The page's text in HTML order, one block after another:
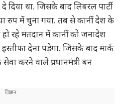
था. जिसके बाद लिबरल पार्टी
रुप में चुना गया. तब से कार्नी देश के
रहे मतदान में कार्नी को जनादेश
इस्तीफा देना पड़ेगा. जिसके बाद मार्क
करने वाले प्रधानमंत्री बन